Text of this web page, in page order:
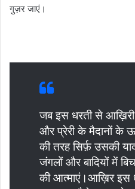
गुज़र जाएं।
जब इस धरती से आख़िरी
और प्रेरी के मैदानों के
की तरह सिर्फ़ उसकी
जंगलों और बादियों में
की आत्माएं।आख़िर इस